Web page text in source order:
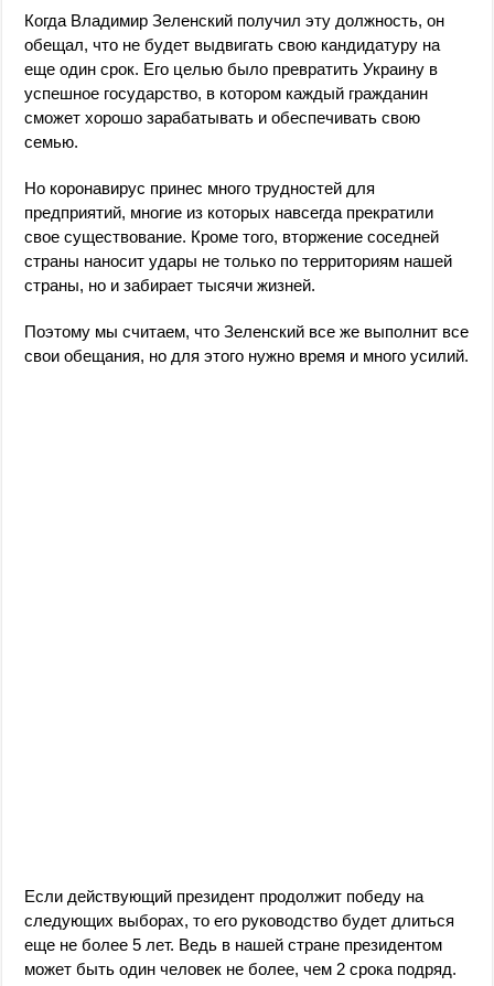
Когда Владимир Зеленский получил эту должность, он
обещал, что не будет выдвигать свою кандидатуру на
еще один срок. Его целью было превратить Украину в
успешное государство, в котором каждый гражданин
сможет хорошо зарабатывать и обеспечивать свою
семью.
Но коронавирус принес много трудностей для
предприятий, многие из которых навсегда прекратили
свое существование. Кроме того, вторжение соседней
страны наносит удары не только по территориям нашей
страны, но и забирает тысячи жизней.
Поэтому мы считаем, что Зеленский все же выполнит все
свои обещания, но для этого нужно время и много усилий.
Если действующий президент продолжит победу на
следующих выборах, то его руководство будет длиться
еще не более 5 лет. Ведь в нашей стране президентом
может быть один человек не более, чем 2 срока подряд.